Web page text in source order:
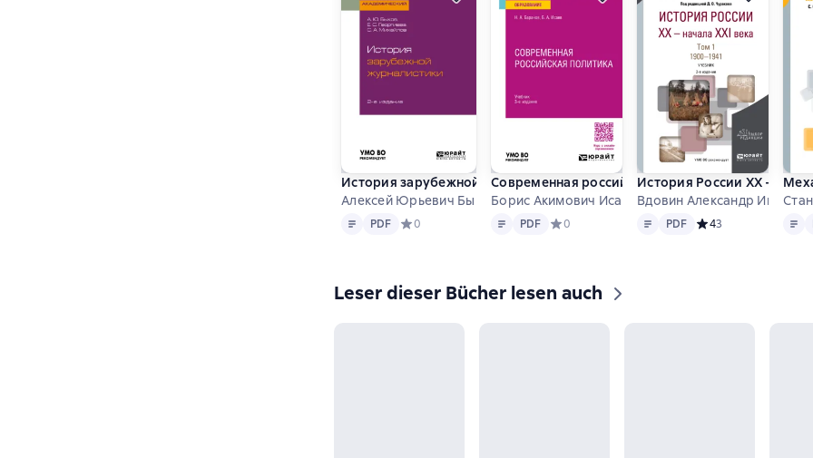
История зарубежной журналистики 2-е изд. Учебник для бакалавров
Алексей Юрьевич Быков u.a.
Text PDF
PDF Средний рейтинг 0 на основе 0 оценок
0
Современная российская политика 3-е изд., пер.
Борис Акимович Исаев u.a.
Text PDF
PDF Средний рейтинг 0 на основе 0 оценок
0
История России XX –
Вдовин Александр
Text PDF
PDF Средний рейтинг 4
43 Text
Leser dieser Bücher lesen auch